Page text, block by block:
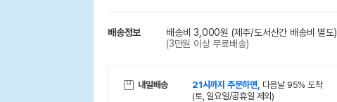
배송정보 배송비 3,000원 (제주/도서산간 배송비 별도)
(3만원 이상 무료배송)
내일배송 21시까지 주문하면, 다음날 95% 도착
(토, 일요일/공휴일 제외)